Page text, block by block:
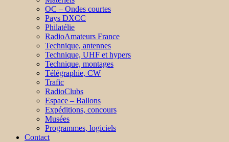
OC – Ondes courtes
Pays DXCC
Philatélie
RadioAmateurs France
Technique, antennes
Technique, UHF et hypers
Technique, montages
Télégraphie, CW
Trafic
RadioClubs
Espace – Ballons
Expéditions, concours
Musées
Programmes, logiciels
Contact